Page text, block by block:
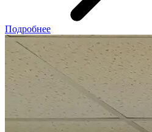
Подробнее